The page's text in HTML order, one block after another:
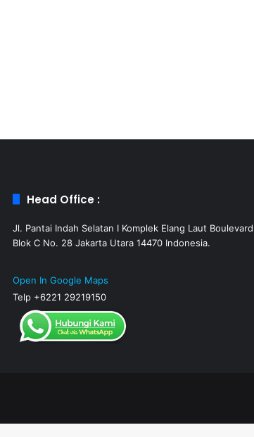
Head Office :
Jl. Pantai Indah Selatan I Komplek Elang Laut Boulevard
Blok C No. 28 Jakarta Utara 14470 Indonesia.
Open In Google Maps
Telp +6221 29219150